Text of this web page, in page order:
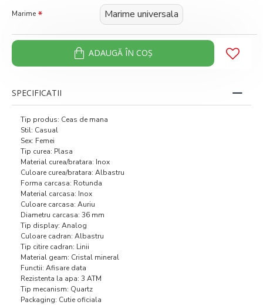
Marime Marime universala
ADAUGĂ ÎN COŞ
SPECIFICATII
Tip produs: Ceas de mana
Stil: Casual
Sex: Femei
Tip curea: Plasa
Material curea/bratara: Inox
Culoare curea/bratara: Albastru
Forma carcasa: Rotunda
Material carcasa: Inox
Culoare carcasa: Auriu
Diametru carcasa: 36 mm
Tip display: Analog
Culoare cadran: Albastru
Tip citire cadran: Linii
Material geam: Cristal mineral
Functii: Afisare data
Rezistenta la apa: 3 ATM
Tip mecanism: Quartz
Packaging: Cutie oficiala